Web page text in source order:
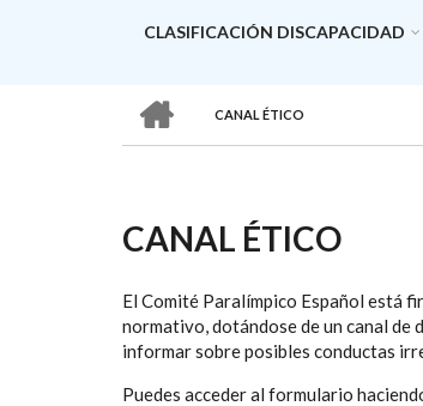
CLASIFICACIÓN DISCAPACIDAD
SOBRESCRIBIR
DE
AYUDA
A
LA
NAVEGACIÓN
CANAL ÉTICO
CANAL ÉTICO
El Comité Paralímpico Español está
normativo, dotándose de un canal de
informar sobre posibles conductas
Puedes acceder al formulario